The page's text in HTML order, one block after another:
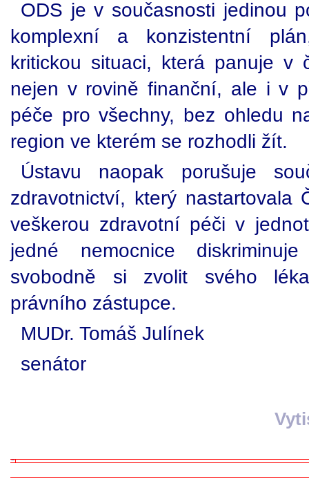
ODS je v současnosti jedinou
komplexní a konzistentní
kritickou situaci, která panuje v
nejen v rovině finanční, ale i v
péče pro všechny, bez ohledu
region ve kterém se rozhodli žít.
Ústavu naopak porušuje
zdravotnictví, který nastartovala
veškerou zdravotní péči v
jedné nemocnice
svobodně si zvolit svého
právního zástupce.
MUDr. Tomáš Julínek
senátor